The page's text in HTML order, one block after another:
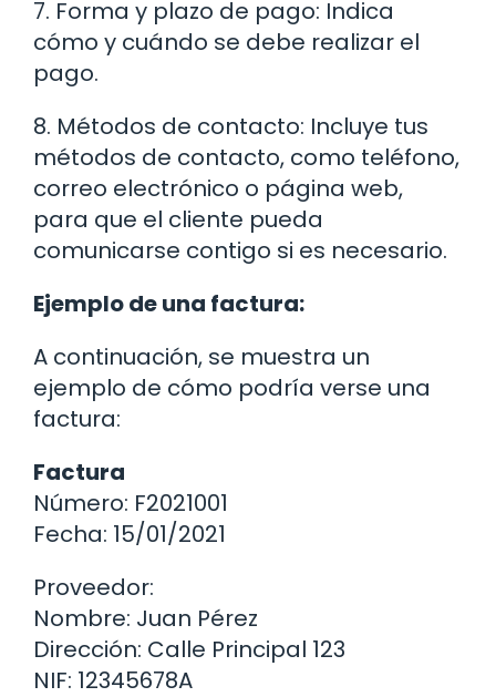
7. Forma y plazo de pago: Indica
cómo y cuándo se debe realizar el
pago.
8. Métodos de contacto: Incluye tus
métodos de contacto, como teléfono,
correo electrónico o página web,
para que el cliente pueda
comunicarse contigo si es necesario.
Ejemplo de una factura:
A continuación, se muestra un
ejemplo de cómo podría verse una
factura:
Factura
Número: F2021001
Fecha: 15/01/2021
Proveedor:
Nombre: Juan Pérez
Dirección: Calle Principal 123
NIF: 12345678A